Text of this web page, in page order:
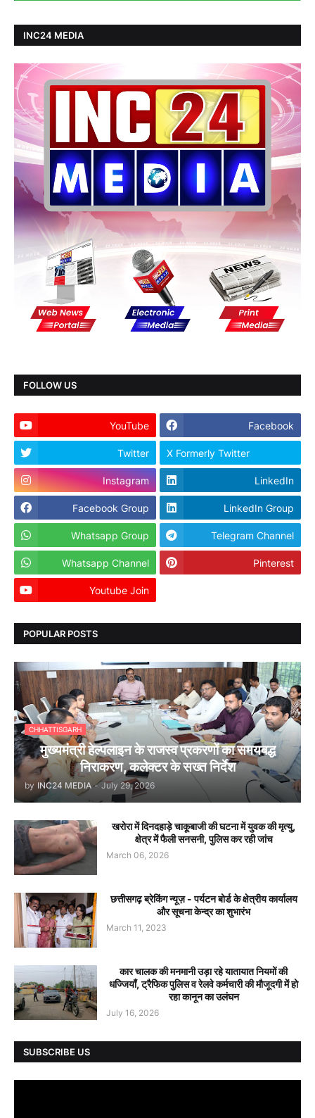
INC24 MEDIA
FOLLOW US
YouTube Facebook
Twitter X Formerly Twitter
Instagram LinkedIn
Facebook Group LinkedIn Group
Whatsapp Group Telegram Channel
Whatsapp Channel Pinterest
Youtube Join
POPULAR POSTS
CHHATTISGARH
मुख्यमंत्री हेल्पलाइन के राजस्व प्रकरणों का समयबद्ध
निराकरण, कलेक्टर के सख्त निर्देश
by INC24 MEDIA - July 29, 2026
खरोरा में दिनदहाड़े चाकूबाजी की घटना में युवक की मृत्यु,
क्षेत्र में फैली सनसनी, पुलिस कर रही जांच
March 06, 2026
छत्तीसगढ़ ब्रेकिंग न्यूज़ - पर्यटन बोर्ड के क्षेत्रीय कार्यालय
और सूचना केन्द्र का शुभारंभ
March 11, 2023
कार चालक की मनमानी उड़ा रहे यातायात नियमों की
धज्जियाँ, ट्रैफिक पुलिस व रेलवे कर्मचारी की मौजूदगी में हो
रहा कानून का उलंघन
July 16, 2026
SUBSCRIBE US